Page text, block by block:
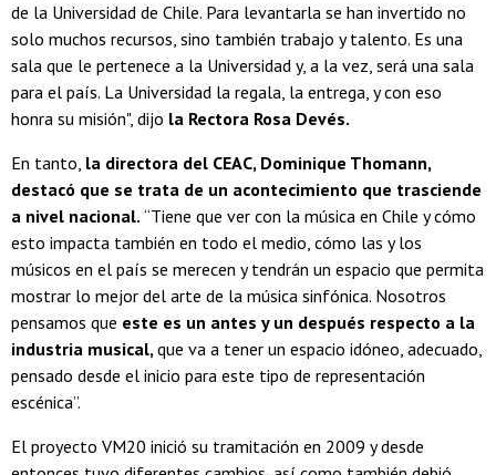
de la Universidad de Chile. Para levantarla se han invertido no
solo muchos recursos, sino también trabajo y talento. Es una
sala que le pertenece a la Universidad y, a la vez, será una sala
para el país. La Universidad la regala, la entrega, y con eso
honra su misión", dijo la Rectora Rosa Devés.
En tanto, la directora del CEAC, Dominique Thomann,
destacó que se trata de un acontecimiento que trasciende
a nivel nacional. “Tiene que ver con la música en Chile y cómo
esto impacta también en todo el medio, cómo las y los
músicos en el país se merecen y tendrán un espacio que permita
mostrar lo mejor del arte de la música sinfónica. Nosotros
pensamos que este es un antes y un después respecto a la
industria musical,que va a tener un espacio idóneo, adecuado,
pensado desde el inicio para este tipo de representación
escénica”.
El proyecto VM20 inició su tramitación en 2009 y desde